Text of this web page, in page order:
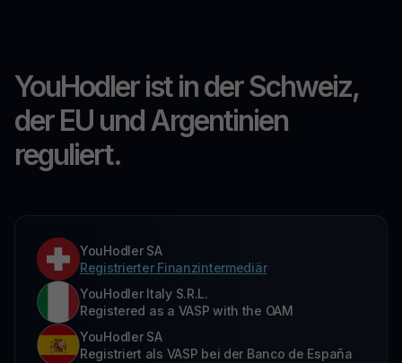
YouHodler ist in der Schweiz,
der EU und Argentinien
reguliert.
YouHodler SA
Registrierter Finanzintermediär
YouHodler Italy S.R.L.
Registered as a VASP with the OAM
YouHodler SA
Registriert als VASP bei der Banco de España